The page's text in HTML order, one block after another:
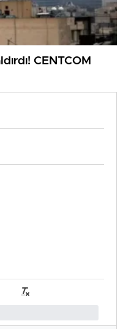
CENTCOM